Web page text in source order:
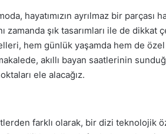
hayatımızın ayrılmaz bir parçası
zamanda şık tasarımları ile de dikkat
hem günlük yaşamda hem de
akıllı bayan saatlerinin
ele alacağız.
farklı olarak, bir dizi teknolojik